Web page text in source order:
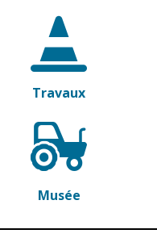
Travaux
Musée